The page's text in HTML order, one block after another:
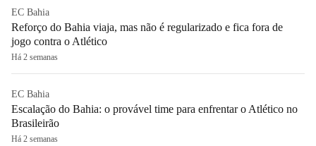
EC Bahia
Reforço do Bahia viaja, mas não é regularizado e fica fora de
jogo contra o Atlético
Há 2 semanas
EC Bahia
Escalação do Bahia: o provável time para enfrentar o Atlético no
Brasileirão
Há 2 semanas